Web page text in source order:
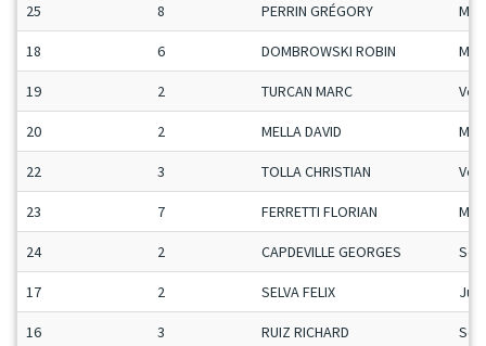
25 8 PERRIN GRÉGORY
18 6 DOMBROWSKI ROBIN
19 2 TURCAN MARC Vet
20 2 MELLA DAVID
22 3 TOLLA CHRISTIAN Vet
23 7 FERRETTI FLORIAN
24 2 CAPDEVILLE GEORGES
17 2 SELVA FELIX Ju-
16 3 RUIZ RICHARD